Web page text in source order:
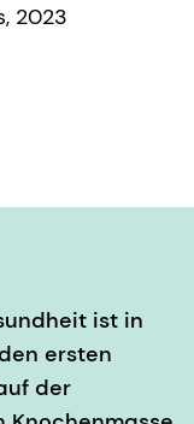
2023
ist in
ersten
der